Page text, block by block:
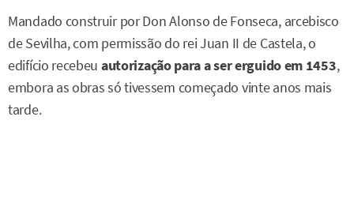
Mandado construir por Don Alonso de Fonseca, arcebisco
de Sevilha, com permissão do rei Juan II de Castela, o
edifício recebeu autorização para a ser erguido em 1453,
embora as obras só tivessem começado vinte anos mais
tarde.